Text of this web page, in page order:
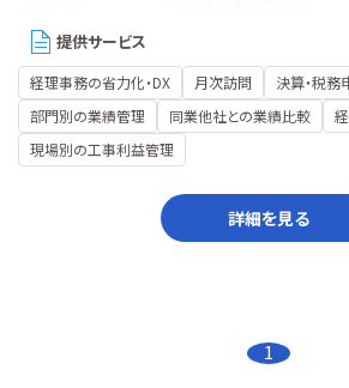
提供サービス
経理事務の省力化・DX 月次訪問 決算・税務
部門別の業績管理
同業他社との業績比較
現場別の工事利益管理
詳細を見る
1